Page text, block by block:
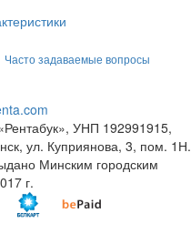
Часто задаваемые вопросы
УНП 192991915,
ул. Куприянова, 3, пом. 1Н.
Минским городским
г.